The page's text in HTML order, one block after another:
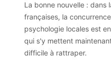
La bonne nouvelle : dans
françaises, la
psychologie locales est
qui s'y mettent
difficile à rattraper.